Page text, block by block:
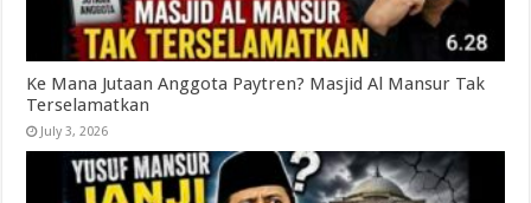
Ke Mana Jutaan Anggota Paytren? Masjid Al Mansur Tak
Terselamatkan
July 3, 2026